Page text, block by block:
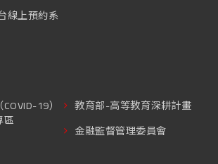
線上預約系
19）
教育部-高等教育深耕計畫
金融監督管理委員會